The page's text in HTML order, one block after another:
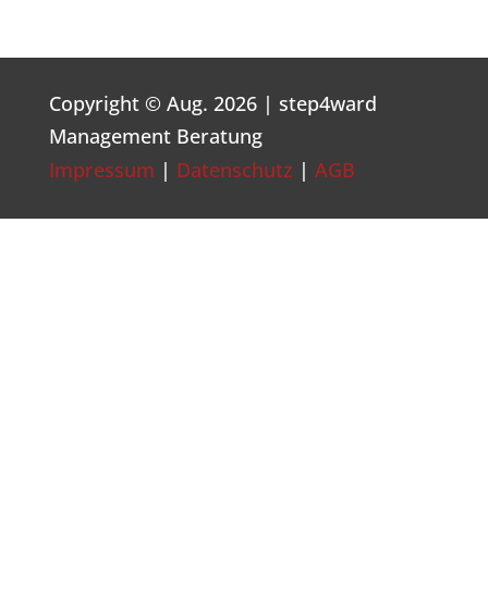
Copyright © Aug. 2026 | step4ward
Management Beratung
Impressum | Datenschutz | AGB